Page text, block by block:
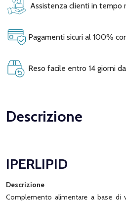
Assistenza clienti in tempo
Pagamenti sicuri al 100%
Reso facile entro 14 giorni
Descrizione
IPERLIPID
Descrizione
Complemento alimentare a base di